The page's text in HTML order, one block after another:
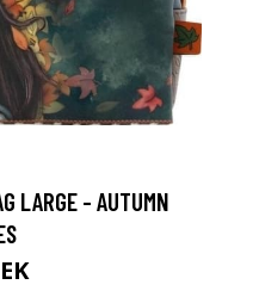
LARGE - AUTUMN